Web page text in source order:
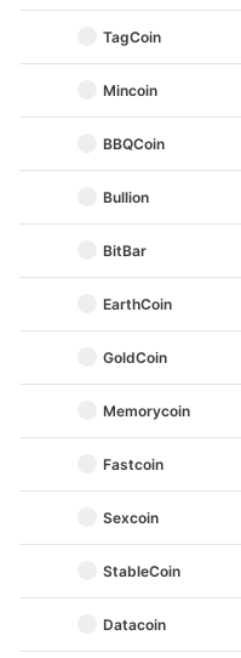
TagCoin
Mincoin
BBQCoin
Bullion
BitBar
EarthCoin
GoldCoin
Memorycoin
Fastcoin
Sexcoin
StableCoin
Datacoin